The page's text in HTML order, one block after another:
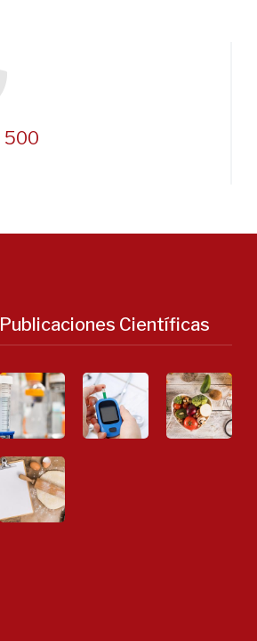
500
Publicaciones Científicas